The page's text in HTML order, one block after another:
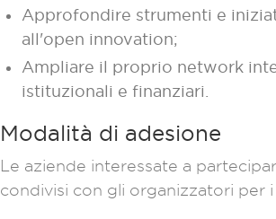
Approfondire strumenti e
all'open innovation;
Ampliare il proprio network
istituzionali e finanziari.
Modalità di adesione
Le aziende interessate a
condivisi con gli organizzatori per i